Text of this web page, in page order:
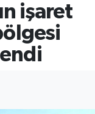
işaret